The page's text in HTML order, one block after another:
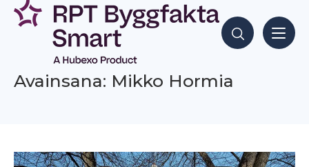
Siirry
sisältöön
Hae sisältöjä
Avainsana: Mikko Hormia